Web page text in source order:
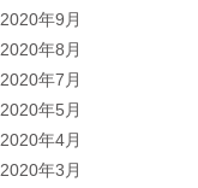
2020年9月
2020年8月
2020年7月
2020年5月
2020年4月
2020年3月